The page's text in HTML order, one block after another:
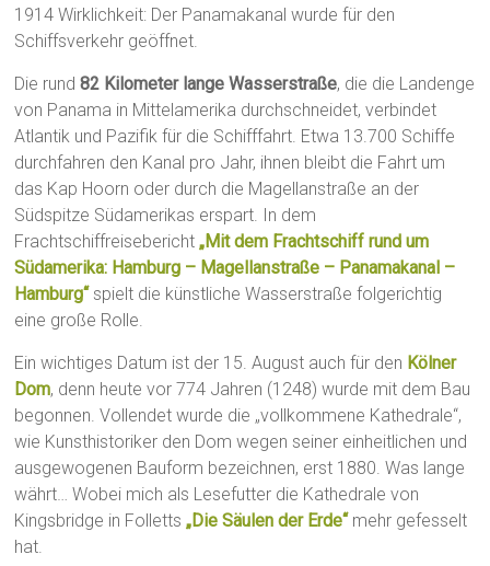
1914 Wirklichkeit: Der Panamakanal wurde für den
Schiffsverkehr geöffnet.
Die rund82 Kilometer lange Wasserstraße, die die Landenge
von Panama in Mittelamerika durchschneidet, verbindet
Atlantik und Pazifik für die Schifffahrt. Etwa 13.700 Schiffe
durchfahren den Kanal pro Jahr, ihnen bleibt die Fahrt um
das Kap Hoorn oder durch die Magellanstraße an der
Südspitze Südamerikas erspart. In dem
Frachtschiffreisebericht„Mit dem Frachtschiff rund um
Südamerika: Hamburg – Magellanstraße – Panamakanal –
Hamburg“spielt die künstliche Wasserstraße folgerichtig
eine große Rolle.
Ein wichtiges Datum ist der 15. August auch für den Kölner
Dom, denn heute vor 774 Jahren (1248) wurde mit dem Bau
begonnen. Vollendet wurde die „vollkommene Kathedrale“,
wie Kunsthistoriker den Dom wegen seiner einheitlichen und
ausgewogenen Bauform bezeichnen, erst 1880. Was lange
währt… Wobei mich als Lesefutter die Kathedrale von
Kingsbridge in Folletts„Die Säulen der Erde“mehr gefesselt
hat.